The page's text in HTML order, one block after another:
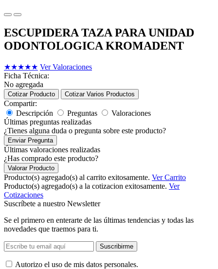
ESCUPIDERA TAZA PARA UNIDAD
ODONTOLOGICA KROMADENT
★★★★★ Ver Valoraciones
Ficha Técnica:
No agregada
Cotizar Producto Cotizar Varios Productos
Compartir:
Descripción
Preguntas
Valoraciones
Últimas preguntas realizadas
¿Tienes alguna duda o pregunta sobre este producto?
Enviar Pregunta
Últimas valoraciones realizadas
¿Has comprado este producto?
Valorar Producto
Producto(s) agregado(s) al carrito exitosamente. Ver Carrito
Producto(s) agregado(s) a la cotizacion exitosamente. Ver
Cotizaciones
Suscríbete a nuestro Newsletter
Se el primero en enterarte de las últimas tendencias y todas las
novedades que traemos para ti.
Suscribirme
Autorizo ​​el uso de mis datos personales.